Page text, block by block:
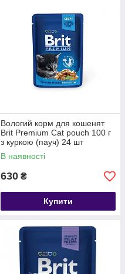
Вологий корм для кошенят
Brit Premium Cat pouch 100 г
з куркою (пауч) 24 шт
В наявності
630 ₴
Купити